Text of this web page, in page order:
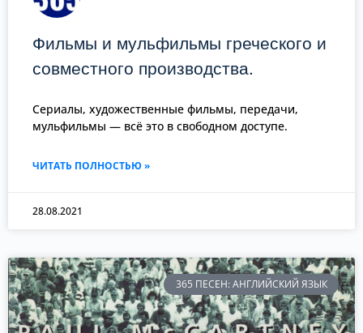
Фильмы и мульфильмы греческого и
совместного производства.
Сериалы, художественные фильмы, передачи,
мульфильмы — всё это в свободном доступе.
ЧИТАТЬ ПОЛНОСТЬЮ »
28.08.2021
365 ПЕСЕН: АНГЛИЙСКИЙ ЯЗЫК